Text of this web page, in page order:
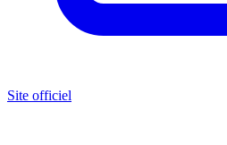
Site officiel